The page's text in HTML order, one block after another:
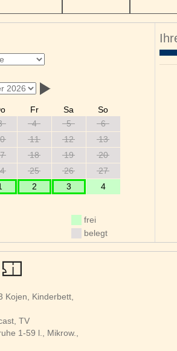
Fr Sa
So
4 5
6
11 12
13
18 19
20
25 26
27
2 3 4
frei
belegt
Kojen, Kinderbett,
TV
1-59 l., Mikrow.,